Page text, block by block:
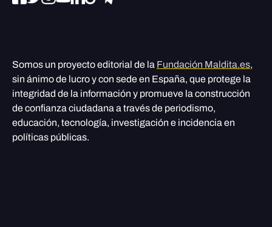
Somos un proyecto editorial de la Fundación Maldita.es,
sin ánimo de lucro y con sede en España, que protege la
integridad de la información y promueve la construcción
de confianza ciudadana a través de periodismo,
educación, tecnología, investigación e incidencia en
políticas públicas.